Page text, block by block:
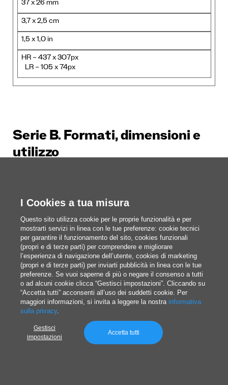
37 x 26 mm
3,7 x 2,5 cm
1,5 x 1,0 in
HR – 437 x 307px
LR – 105 x 74px
Serie B. Formati, dimensioni e
utilizzo
in formato di stampa della Serie B è adottata nelle
stampanti professionaliper produrre libri,
brochure, passaporti… La differenza fondamentale
rispetto alla Serie A? A parità di numerazione, un
foglio in formato B sarà leggermente più grande
rispetto alla sua controparte in formato A.
Di seguito trovate una tabella riassuntiva
dimensioni in millimetri, centimetri, pollici e pixel
per i vari formati della Serie B.
I Cookies a tua misura
Questo sito utilizza cookie per le proprie funzionalità e per
mostrarti servizi in linea con le tue preferenze: cookie tecnici
per garantire il funzionamento del sito, cookies funzionali
(propri e di terze parti) per comprendere e migliorare
l’esperienza di navigazione dell’utente, cookies di marketing
(propri e di terze parti) per inviarti pubblicità in linea con le tue
preferenze. Se vuoi saperne di più o negare il consenso a tutti
o ad alcuni cookie clicca “Gestisci impostazioni”. Cliccando su
“Accetta tutti” acconsenti all’uso dei suddetti cookie. Per
maggiori informazioni, si invita a leggere la nostra informativa
sulla privacy.
Gestisci
impostazioni
Accetta tutti